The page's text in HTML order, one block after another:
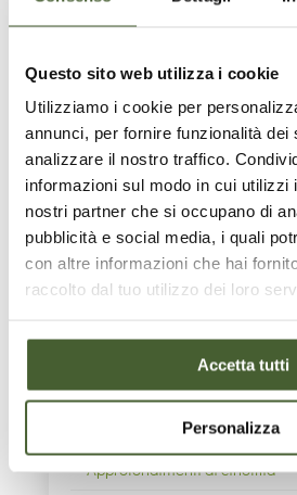
Questo sito web utilizza i cookie
Utilizziamo i cookie per
annunci, per fornire funzionalità dei
analizzare il nostro traffico.
informazioni sul modo in cui utilizzi
nostri partner che si occupano di
pubblicità e social media, i quali
con altre informazioni che hai
raccolto dal tuo utilizzo dei loro
Accetta tutti
Personalizza
Il cambiamento nei cani: mito
Cani maleducati o disregolati?
Relazione terapeutica tra la
Cani ad alta sensibilità:
Approfondimenti di cinofilia